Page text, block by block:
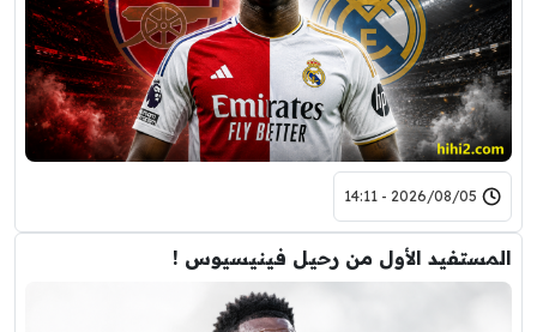
2026/08/05 - 14:11
المستفيد الأول من رحيل فينيسيوس !